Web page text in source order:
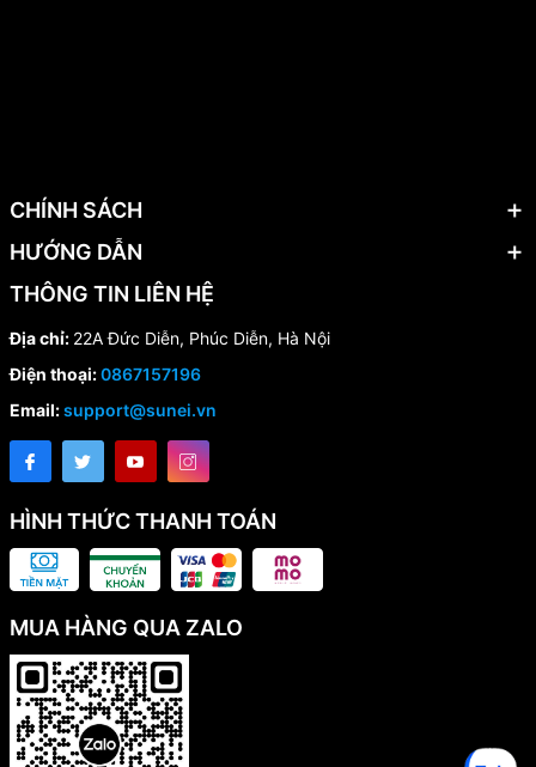
CHÍNH SÁCH
HƯỚNG DẪN
THÔNG TIN LIÊN HỆ
Địa chỉ: 22A Đức Diễn, Phúc Diễn, Hà Nội
Điện thoại:0867157196
Email:support@sunei.vn
HÌNH THỨC THANH TOÁN
MUA HÀNG QUA ZALO